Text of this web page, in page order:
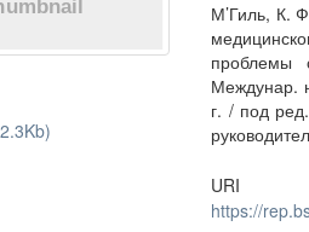
М’Гиль, К.
проблемы
Междунар.
г. / под
URI
https://